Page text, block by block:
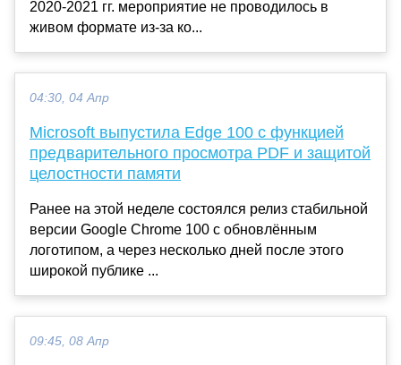
2020-2021 гг. мероприятие не проводилось в
живом формате из-за ко...
04:30, 04 Апр
Microsoft выпустила Edge 100 с функцией
предварительного просмотра PDF и защитой
целостности памяти
Ранее на этой неделе состоялся релиз стабильной
версии Google Chrome 100 с обновлённым
логотипом, а через несколько дней после этого
широкой публике ...
09:45, 08 Апр